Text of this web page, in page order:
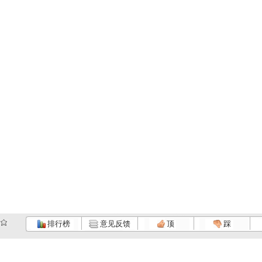
排行榜 意见反馈 顶 踩